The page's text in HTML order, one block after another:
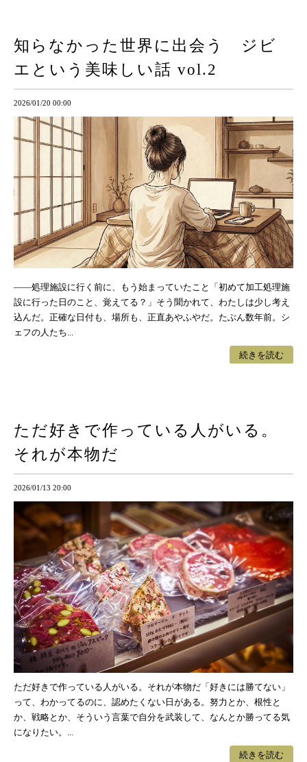
知らなかった世界に出会う ジビ
エという美味しい話 vol.2
2026/01/20 00:00
——処理施設に行く前に、もう始まっていたこと「初めて加工処理施
設に行った日のこと、覚えてる？」そう聞かれて、わたしは少し考え
込んだ。正確な日付も、場所も、正直あやふやだ。たぶん数年前。シ
ェフの人たち...
続きを読む
ただ好きで作っている人がいる。
それが本物だ
2026/01/13 20:00
ただ好きで作っている人がいる。それが本物だ「好きには勝てない」
って、わかってるのに、認めたくない日がある。努力とか、根性と
か、戦略とか、そういう言葉で自分を武装して、なんとか勝ってる気
になりたい。...
続きを読む